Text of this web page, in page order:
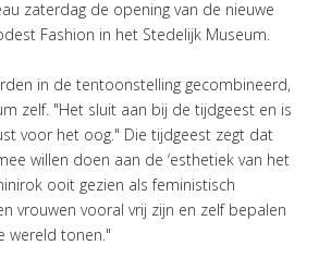
zaterdag de opening van de nieuwe
Fashion in het Stedelijk Museum.
in de tentoonstelling gecombineerd,
zelf. "Het sluit aan bij de tijdgeest en is
voor het oog." Die tijdgeest zegt dat
willen doen aan de ‘esthetiek van het
ooit gezien als feministisch
vrouwen vooral vrij zijn en zelf bepalen
wereld tonen."